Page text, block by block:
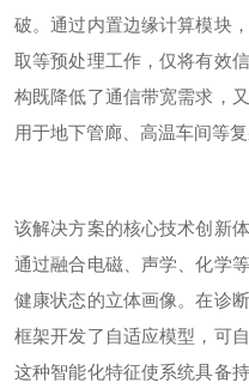
破。通过内置边缘计算模块
取等预处理工作，仅将有效
构既降低了通信带宽需求，
用于地下管廊、高温车间等
该解决方案的核心技术创新
通过融合电磁、声学、化学
健康状态的立体画像。在诊
框架开发了自适应模型，可
这种智能化特征使系统具备